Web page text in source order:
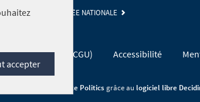
SITE DE L'ASSEMBLÉE NATIONALE
d'utilisation (CGU) Accessibilité
Open Source Politicsgrâce au logiciel libre
accepter